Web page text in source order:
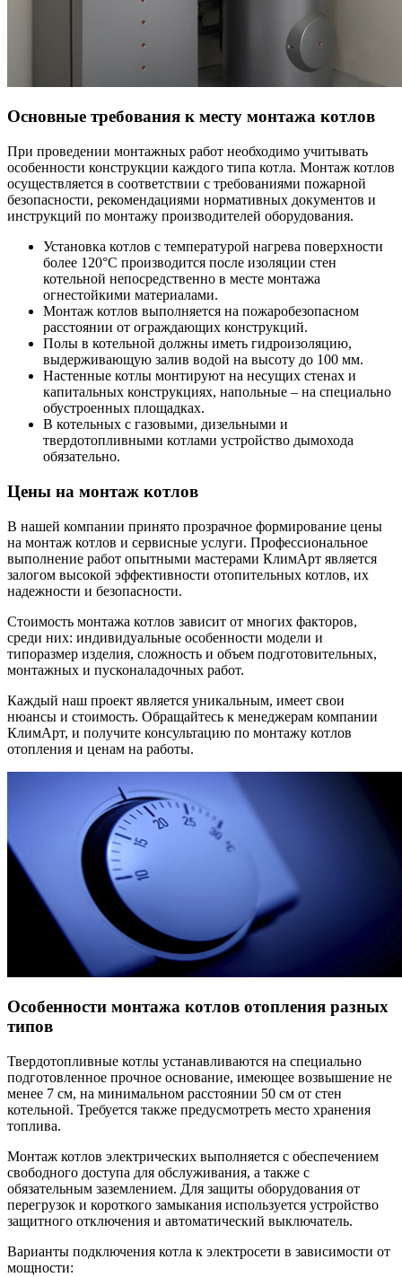
Основные требования к месту монтажа котлов
При проведении монтажных работ необходимо учитывать
особенности конструкции каждого типа котла. Монтаж котлов
осуществляется в соответствии с требованиями пожарной
безопасности, рекомендациями нормативных документов и
инструкций по монтажу производителей оборудования.
Установка котлов с температурой нагрева поверхности
более 120°С производится после изоляции стен
котельной непосредственно в месте монтажа
огнестойкими материалами.
Монтаж котлов выполняется на пожаробезопасном
расстоянии от ограждающих конструкций.
Полы в котельной должны иметь гидроизоляцию,
выдерживающую залив водой на высоту до 100 мм.
Настенные котлы монтируют на несущих стенах и
капитальных конструкциях, напольные – на специально
обустроенных площадках.
В котельных с газовыми, дизельными и
твердотопливными котлами устройство дымохода
обязательно.
Цены на монтаж котлов
В нашей компании принято прозрачное формирование цены
на монтаж котлов и сервисные услуги. Профессиональное
выполнение работ опытными мастерами КлимАрт является
залогом высокой эффективности отопительных котлов, их
надежности и безопасности.
Стоимость монтажа котлов зависит от многих факторов,
среди них: индивидуальные особенности модели и
типоразмер изделия, сложность и объем подготовительных,
монтажных и пусконаладочных работ.
Каждый наш проект является уникальным, имеет свои
нюансы и стоимость. Обращайтесь к менеджерам компании
КлимАрт, и получите консультацию по монтажу котлов
отопления и ценам на работы.
Особенности монтажа котлов отопления разных
типов
Твердотопливные котлы устанавливаются на специально
подготовленное прочное основание, имеющее возвышение не
менее 7 см, на минимальном расстоянии 50 см от стен
котельной. Требуется также предусмотреть место хранения
топлива.
Монтаж котлов электрических выполняется с обеспечением
свободного доступа для обслуживания, а также с
обязательным заземлением. Для защиты оборудования от
перегрузок и короткого замыкания используется устройство
защитного отключения и автоматический выключатель.
Варианты подключения котла к электросети в зависимости от
мощности: